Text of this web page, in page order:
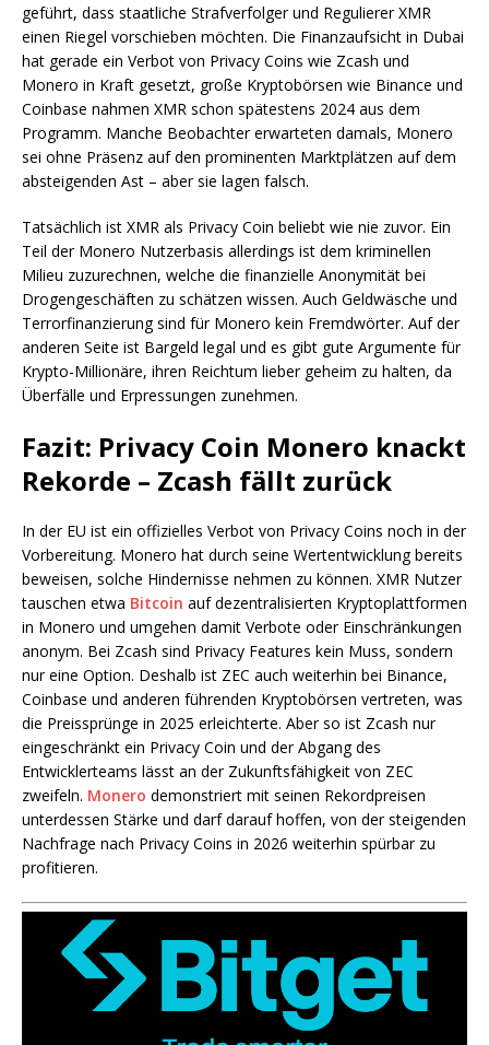
geführt, dass staatliche Strafverfolger und Regulierer XMR
einen Riegel vorschieben möchten. Die Finanzaufsicht in Dubai
hat gerade ein Verbot von Privacy Coins wie Zcash und
Monero in Kraft gesetzt, große Kryptobörsen wie Binance und
Coinbase nahmen XMR schon spätestens 2024 aus dem
Programm. Manche Beobachter erwarteten damals, Monero
sei ohne Präsenz auf den prominenten Marktplätzen auf dem
absteigenden Ast – aber sie lagen falsch.
Tatsächlich ist XMR als Privacy Coin beliebt wie nie zuvor. Ein
Teil der Monero Nutzerbasis allerdings ist dem kriminellen
Milieu zuzurechnen, welche die finanzielle Anonymität bei
Drogengeschäften zu schätzen wissen. Auch Geldwäsche und
Terrorfinanzierung sind für Monero kein Fremdwörter. Auf der
anderen Seite ist Bargeld legal und es gibt gute Argumente für
Krypto-Millionäre, ihren Reichtum lieber geheim zu halten, da
Überfälle und Erpressungen zunehmen.
Fazit: Privacy Coin Monero knackt
Rekorde – Zcash fällt zurück
In der EU ist ein offizielles Verbot von Privacy Coins noch in der
Vorbereitung. Monero hat durch seine Wertentwicklung bereits
beweisen, solche Hindernisse nehmen zu können. XMR Nutzer
tauschen etwa Bitcoin auf dezentralisierten Kryptoplattformen
in Monero und umgehen damit Verbote oder Einschränkungen
anonym. Bei Zcash sind Privacy Features kein Muss, sondern
nur eine Option. Deshalb ist ZEC auch weiterhin bei Binance,
Coinbase und anderen führenden Kryptobörsen vertreten, was
die Preissprünge in 2025 erleichterte. Aber so ist Zcash nur
eingeschränkt ein Privacy Coin und der Abgang des
Entwicklerteams lässt an der Zukunftsfähigkeit von ZEC
zweifeln. Monero demonstriert mit seinen Rekordpreisen
unterdessen Stärke und darf darauf hoffen, von der steigenden
Nachfrage nach Privacy Coins in 2026 weiterhin spürbar zu
profitieren.